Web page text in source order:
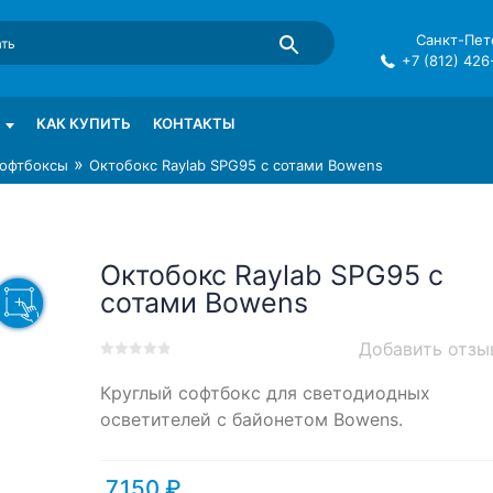
в СПб
Санкт-
+7 (812)
КАК КУПИТЬ КОНТАКТЫ
» Октобокс Raylab SPG95 с сотами Bowens
Октобокс Raylab SPG95 с
сотами Bowens
out
Добавить
Круглый софтбокс для светодиодных
осветителей с байонетом Bowens.